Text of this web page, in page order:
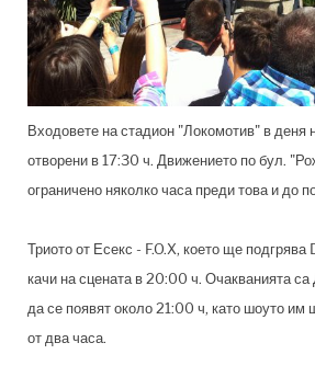
Входовете на стадион "Локомотив" в деня
отворени в 17:30 ч. Движението по бул.
ограничено няколко часа преди това и до
Триото от Есекс - F.O.X, което ще
качи на сцената в 20:00 ч. Очакванията
да се появят около 21:00 ч, като шоуто
от два часа.